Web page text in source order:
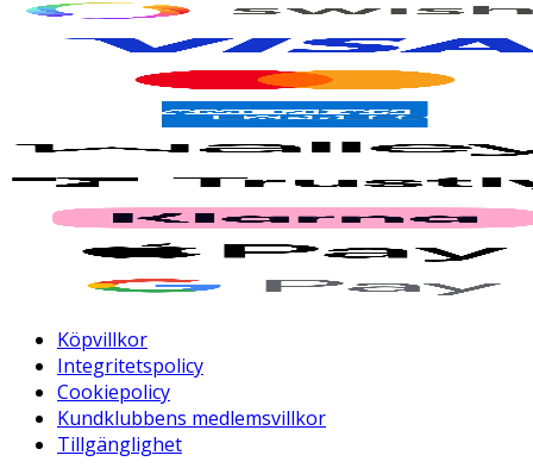
Köpvillkor
Integritetspolicy
Cookiepolicy
Kundklubbens medlemsvillkor
Tillgänglighet